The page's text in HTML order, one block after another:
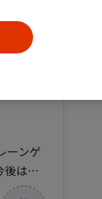
クエ
ーンゲ
後はシ
サポー